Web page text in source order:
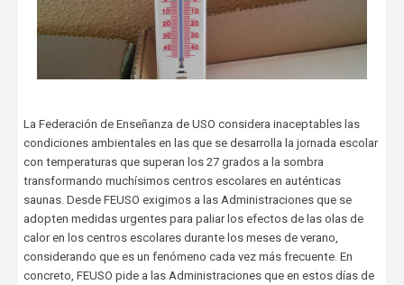
La Federación de Enseñanza de USO considera inaceptables las
condiciones ambientales en las que se desarrolla la jornada escolar
con temperaturas que superan los 27 grados a la sombra
transformando muchísimos centros escolares en auténticas
saunas. Desde FEUSO exigimos a las Administraciones que se
adopten medidas urgentes para paliar los efectos de las olas de
calor en los centros escolares durante los meses de verano,
considerando que es un fenómeno cada vez más frecuente. En
concreto, FEUSO pide a las Administraciones que en estos días de